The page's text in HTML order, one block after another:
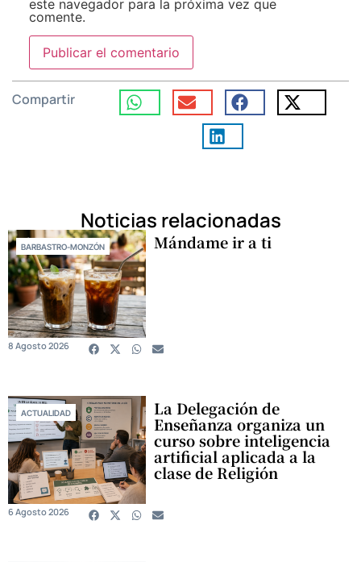
este navegador para la próxima vez que
comente.
Compartir
Noticias relacionadas
BARBASTRO-MONZÓN Mándame ir a ti
8 Agosto 2026
ACTUALIDAD La Delegación de
Enseñanza organiza un
curso sobre inteligencia
artificial aplicada a la
clase de Religión
6 Agosto 2026